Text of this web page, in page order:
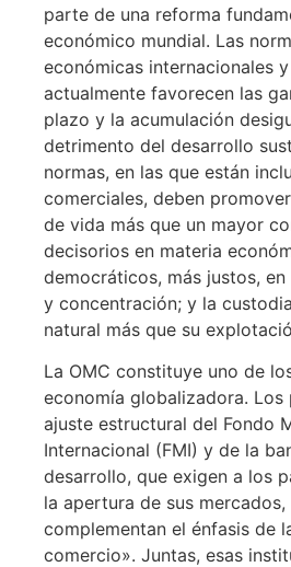
parte de una reforma
económico mundial. Las
económicas internacionales
actualmente favorecen las
plazo y la acumulación
detrimento del desarrollo
normas, en las que están
comerciales, deben
de vida más que un mayor
decisorios en materia
democráticos, más justos,
y concentración; y la
natural más que su
La OMC constituye uno de
economía globalizadora. Los
ajuste estructural del Fondo
Internacional (FMI) y de la
desarrollo, que exigen a los
la apertura de sus
complementan el énfasis de
comercio». Juntas, esas